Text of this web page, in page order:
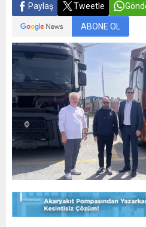
Paylaş Tweetle
ABONE OL